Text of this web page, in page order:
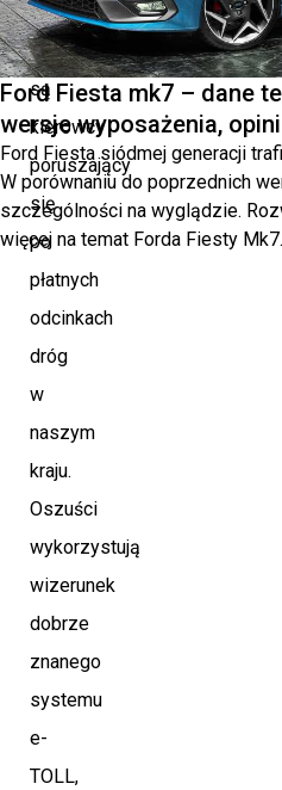
celem
przestępców
są
kierowcy
poruszający
się
po
płatnych
odcinkach
dróg
w
naszym
kraju.
Oszuści
wykorzystują
wizerunek
dobrze
znanego
systemu
e-
TOLL,
Ford Fiesta mk7 – dane
wersje wyposażenia,
Ford Fiesta siódmej generacji
W porównaniu do poprzednich
szczególności na wyglądzie.
więcej na temat Forda Fiesty Mk7.